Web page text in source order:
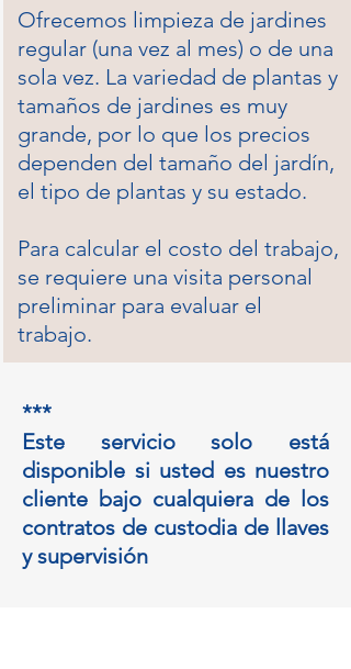
​Ofrecemos limpieza de jardines
regular (una vez al mes) o de una
sola vez. La variedad de plantas y
tamaños de jardines es muy
grande, por lo que los precios
dependen del tamaño del jardín,
el tipo de plantas y su estado.
Para calcular el costo del trabajo,
se requiere una visita personal
preliminar para evaluar el
trabajo.
***
Este servicio solo está
disponible si usted es nuestro
cliente bajo cualquiera de los
contratos de custodia de llaves
y supervisión